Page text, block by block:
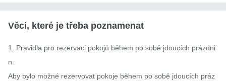
Věci, které je třeba poznamenat
1. Pravidla pro rezervaci pokojů během po sobě jdoucích prázdni
n:
Aby bylo možné rezervovat pokoje během po sobě jdoucích práz